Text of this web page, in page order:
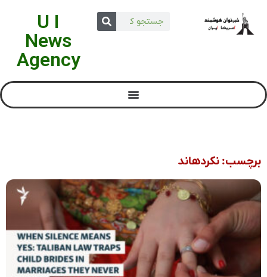
U I
News
Agency
برچسب: نکردهاند